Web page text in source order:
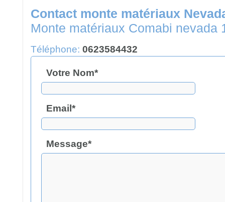
Contact monte matériaux
Monte matériaux Comabi nevada
Téléphone: 0623584432
Votre Nom*
Email*
Message*